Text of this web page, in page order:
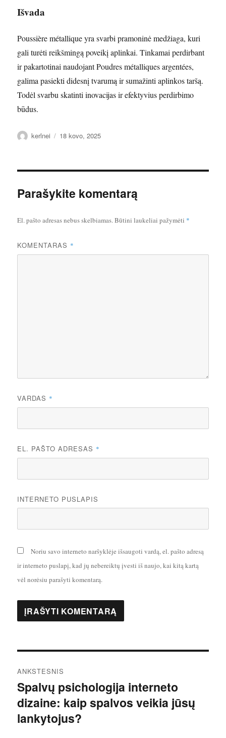
Išvada
Poussière métallique yra svarbi pramoninė medžiaga, kuri
gali turėti reikšmingą poveikį aplinkai. Tinkamai perdirbant
ir pakartotinai naudojant Poudres métalliques argentées,
galima pasiekti didesnį tvarumą ir sumažinti aplinkos taršą.
Todėl svarbu skatinti inovacijas ir efektyvius perdirbimo
būdus.
Autorius
kerlnei Paskelbta
18 kovo, 2025
Parašykite komentarą
El. pašto adresas nebus skelbiamas.Būtini laukeliai pažymėti *
KOMENTARAS *
VARDAS *
EL. PAŠTO ADRESAS *
INTERNETO PUSLAPIS
Noriu savo interneto naršyklėje išsaugoti vardą, el. pašto adresą
ir interneto puslapį, kad jų nebereiktų įvesti iš naujo, kai kitą kartą
vėl norėsiu parašyti komentarą.
tarp
įrašų
ANKSTESNIS
Ankstesnis
įrašas:
Spalvų psichologija interneto
dizaine: kaip spalvos veikia jūsų
lankytojus?